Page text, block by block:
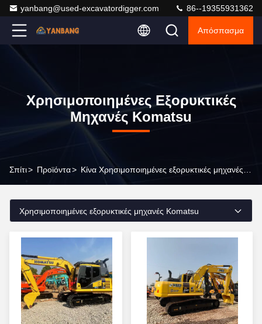
yanbang@used-excavatordigger.com 86--19355931362
Απόσπασμα
Χρησιμοποιημένες Εξορυκτικές
Μηχανές Komatsu
Σπίτι> Προϊόντα>
Χρησιμοποιημένες εξορυκτικές μηχανές Komatsu